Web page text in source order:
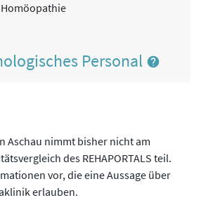
Homöopathie
Personal
Aschau nimmt bisher nicht am
des REHAPORTALS teil.
vor, die eine Aussage über
erlauben.